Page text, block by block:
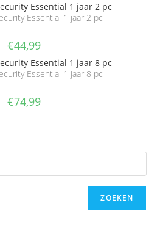
Essential 1 jaar 2 pc
€44,99
Essential 1 jaar 8 pc
€74,99
ZOEKEN